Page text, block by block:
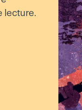
lecture.